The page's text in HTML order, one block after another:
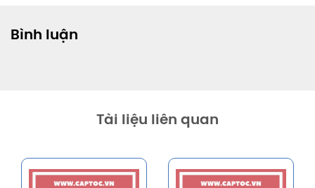
Bình luận
Tài liệu liên quan